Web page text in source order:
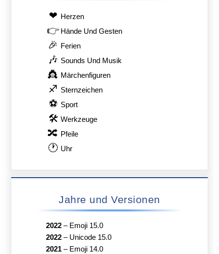
❤ Herzen
👉 Hände Und Gesten
🎉 Ferien
🎶 Sounds Und Musik
👸 Märchenfiguren
♐ Sternzeichen
⚽ Sport
🛠 Werkzeuge
🔀 Pfeile
🕐 Uhr
Jahre und Versionen
2022– Emoji 15.0
2022– Unicode 15.0
2021– Emoji 14.0